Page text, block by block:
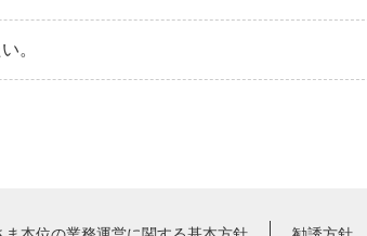
。